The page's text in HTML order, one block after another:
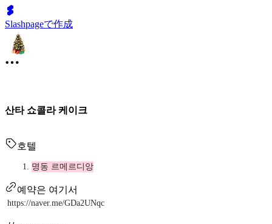
Slashpageで作成
산타 쇼콜라 케이크
호텔
명동 르메르디앙
예약은 여기서
https://naver.me/GDa2UNqc